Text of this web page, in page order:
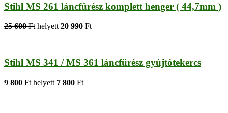
Stihl MS 261 láncfűrész komplett henger ( 44,7mm )
25 600 Ft helyett 20 990 Ft
Stihl MS 341 / MS 361 láncfűrész gyújtótekercs
9 800 Ft helyett 7 800 Ft